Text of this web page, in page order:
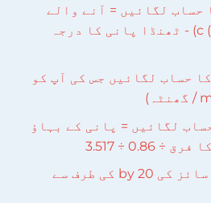
حساب لگائیں = آنے والے
پانی کا درجہ حرارت () c) - ٹھنڈا پانی کا درجہ
حساب لگائیں جس کی آپ کو
لگائیں = پانی کے بہاؤ
ٹن = ٹن x 1.2 میں ٹھوس سائز کی 20 by کی طرف سے